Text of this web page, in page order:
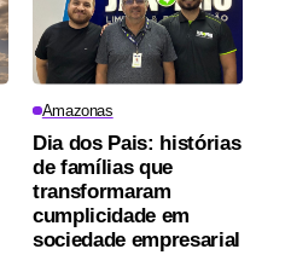
Amazonas
Dia dos Pais: histórias
de famílias que
transformaram
cumplicidade em
sociedade empresarial